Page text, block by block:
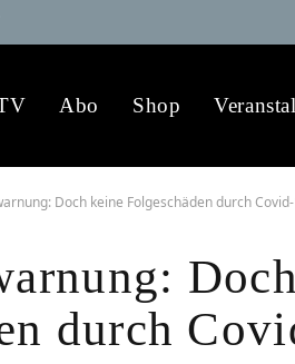
Abo Shop
Doch keine Folgeschäden durch
durch